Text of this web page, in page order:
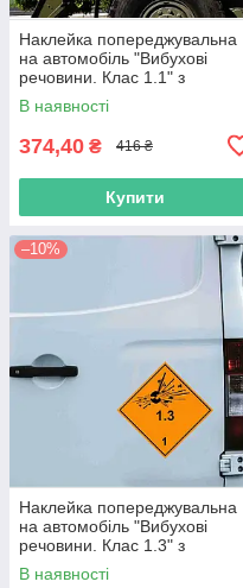
Наклейка попереджувальна
на автомобіль "Вибухові
речовини. Клас 1.1" з
оракалу
В наявності
374,40 ₴ 416 ₴
Купити
–10%
Наклейка попереджувальна
на автомобіль "Вибухові
речовини. Клас 1.3" з
оракалу
В наявності